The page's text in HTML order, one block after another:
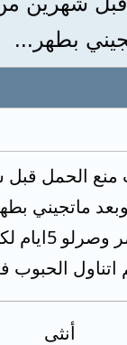
بطهر...
ونزل
اتناول
أنثى